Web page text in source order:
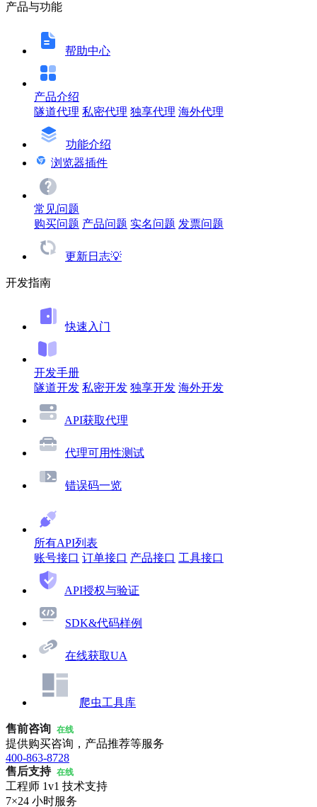
产品与功能
帮助中心
产品介绍
隧道代理 私密代理 独享代理 海外代理
功能介绍
浏览器插件
常见问题
购买问题 产品问题 实名问题 发票问题
更新日志💡
开发指南
快速入门
开发手册
隧道开发 私密开发 独享开发 海外开发
API获取代理
代理可用性测试
错误码一览
所有API列表
账号接口 订单接口 产品接口 工具接口
API授权与验证
SDK&代码样例
在线获取UA
爬虫工具库
售前咨询 在线
提供购买咨询，产品推荐等服务
400-863-8728
售后支持 在线
工程师 1v1 技术支持
7×24 小时服务